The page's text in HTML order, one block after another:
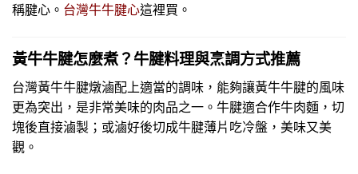
稱腱心。 台灣牛牛腱心這裡買。
黃牛牛腱怎麼煮？牛腱料理與烹調方式推薦
台灣黃牛牛腱燉滷配上適當的調味，能夠讓黃牛牛腱的風味
更為突出，是非常美味的肉品之一。牛腱適合作牛肉麵，切
塊後直接滷製；或滷好後切成牛腱薄片吃冷盤，美味又美
觀。